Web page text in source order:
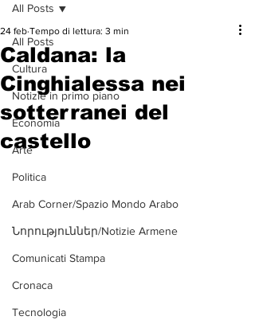
All Posts
Cultura
Notizie in primo piano
Economia
Arte
Politica
Arab Corner/Spazio Mondo Arabo
Նորություններ/Notizie Armene
Comunicati Stampa
Cronaca
Tecnologia
All Posts
Caldana: la
Cinghialessa nei
sotterranei del
castello
24 feb Tempo di lettura: 3 min